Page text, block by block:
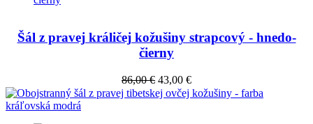
Šál z pravej králičej kožušiny strapcový - hnedo-
čierny
86,00 € 43,00 €